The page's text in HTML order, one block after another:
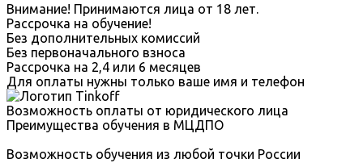
Внимание! Принимаются лица от 18 лет.
Рассрочка на обучение!
Без дополнительных комиссий
Без первоначального взноса
Рассрочка на 2,4 или 6 месяцев
Для оплаты нужны только ваше имя и телефон
Возможность оплаты от юридического лица
Преимущества обучения в МЦДПО
Возможность обучения из любой точки России